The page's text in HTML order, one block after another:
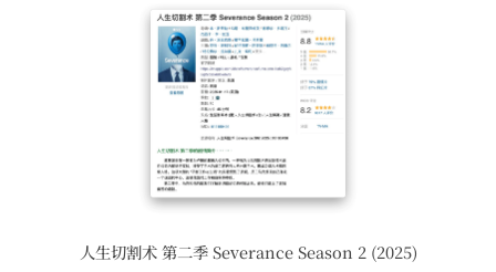
人生切割术 第二季 Severance Season 2 (2025)